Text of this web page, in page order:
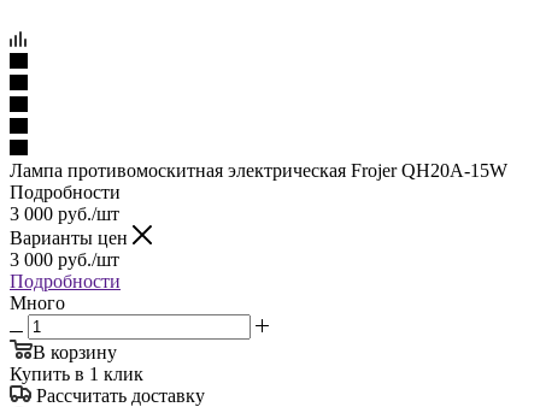
Лампа противомоскитная электрическая Frojer QH20A-15W
Подробности
3 000 руб./шт
Варианты цен
3 000 руб./шт
Подробности
Много
В корзину
Купить в 1 клик
Рассчитать доставку